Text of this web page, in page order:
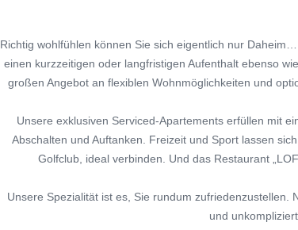
Richtig wohlfühlen können Sie sich eigentlich nur
einen kurzzeitigen oder langfristigen Aufenthalt ebenso
großen Angebot an flexiblen Wohnmöglichkeiten und
Unsere exklusiven Serviced-Apartements erfüllen mit
Abschalten und Auftanken. Freizeit und Sport lassen
Golfclub, ideal verbinden. Und das Restaurant
Unsere Spezialität ist es, Sie rundum
und